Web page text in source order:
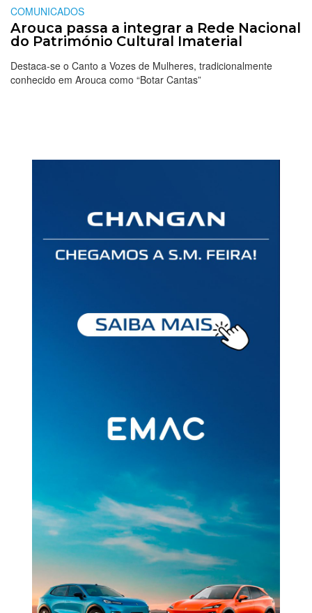
COMUNICADOS
Arouca passa a integrar a Rede Nacional
do Património Cultural Imaterial
Destaca-se o Canto a Vozes de Mulheres, tradicionalmente
conhecido em Arouca como “Botar Cantas”